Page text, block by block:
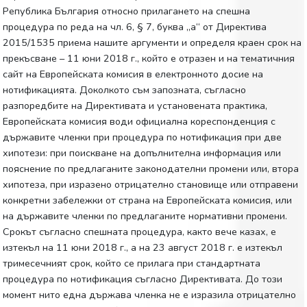
Република България относно прилагането на спешна
процедура по реда на чл. 6, § 7, буква „а“ от Директива
2015/1535 приема нашите аргументи и определя краен срок на
прекъсване – 11 юни 2018 г., който е отразен и на тематичния
сайт на Европейската комисия в електронното досие на
нотификацията. Доколкото съм запозната, съгласно
разпоредбите на Директивата и установената практика,
Европейската комисия води официална кореспонденция с
държавите членки при процедура по нотификация при две
хипотези: при поискване на допълнителна информация или
пояснение по предлаганите законодателни промени или, втора
хипотеза, при изразено отрицателно становище или отправени
конкретни забележки от страна на Европейската комисия, или
на държавите членки по предлаганите нормативни промени.
Срокът съгласно спешната процедура, както вече казах, е
изтекъл на 11 юни 2018 г., а на 23 август 2018 г. е изтекъл
тримесечният срок, който се прилага при стандартната
процедура по нотификация съгласно Директивата. До този
момент нито една държава членка не е изразила отрицателно